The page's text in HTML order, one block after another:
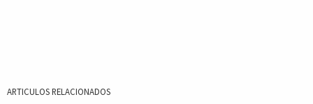
ARTICULOS RELACIONADOS